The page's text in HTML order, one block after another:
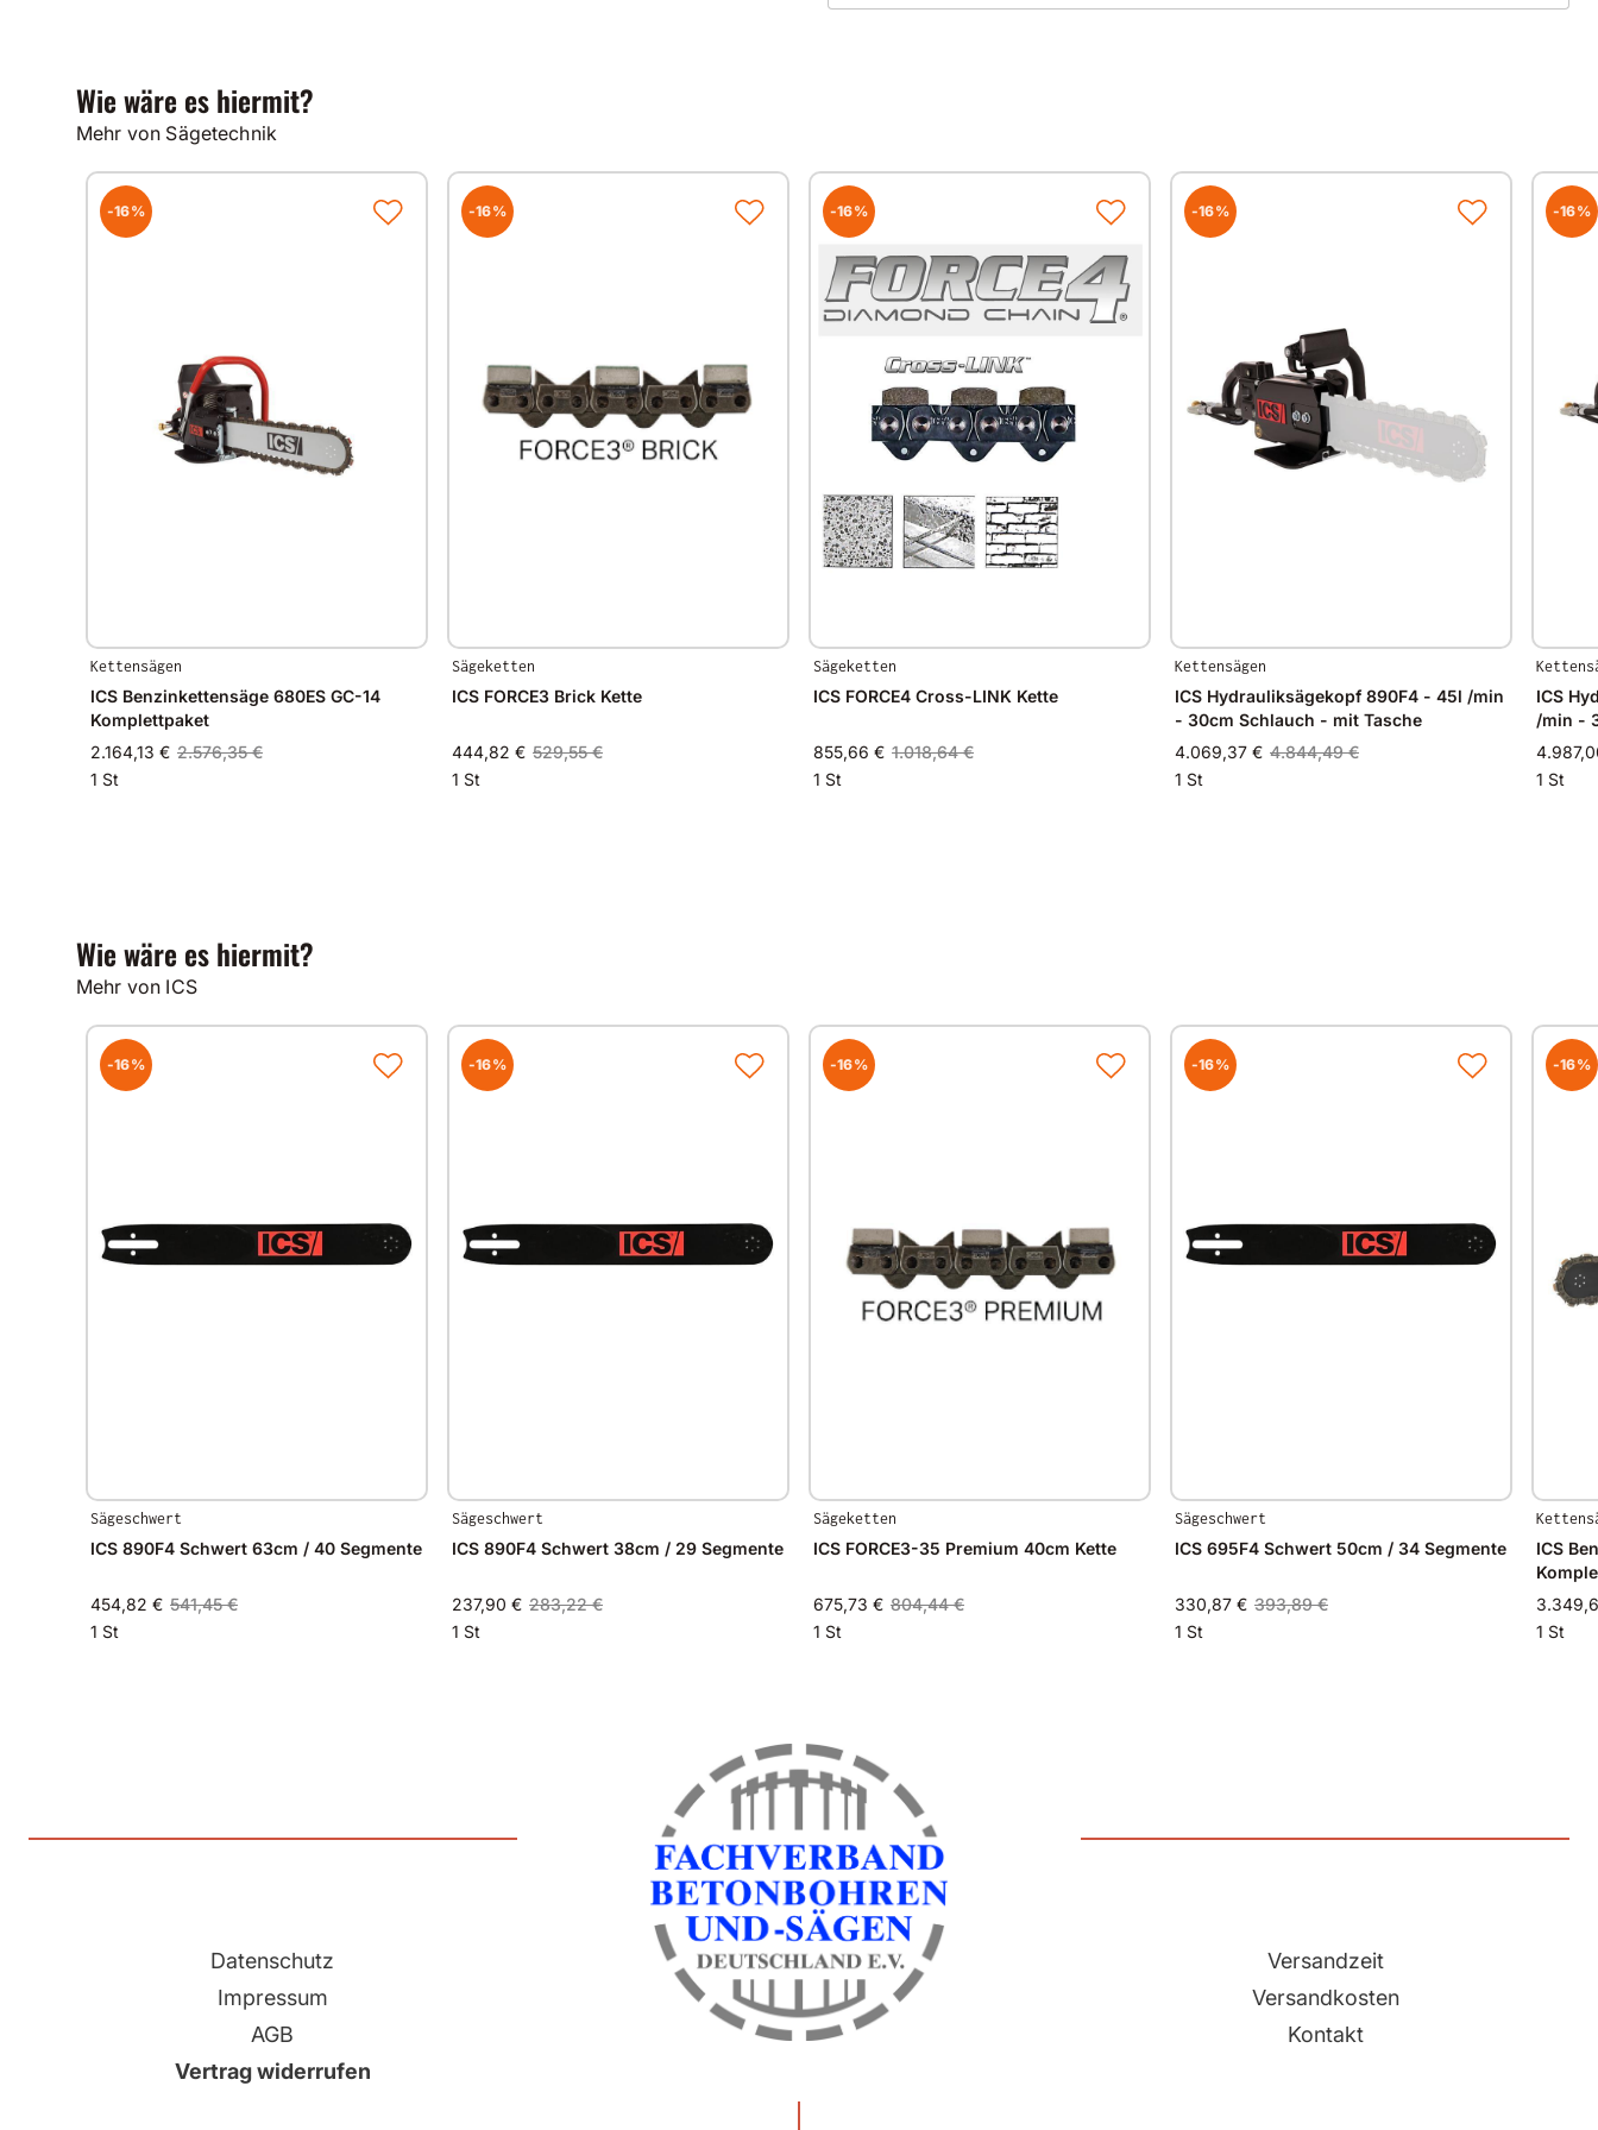
Wie wäre es hiermit?
Mehr von Sägetechnik
-16%
Kettensägen
ICS Benzinkettensäge 680ES GC-14
Komplettpaket
2.164,13 € 2.576,35 €
1 St
-16%
Sägeketten
ICS FORCE3 Brick Kette
444,82 € 529,55 €
1 St
-16%
Sägeketten
ICS FORCE4 Cross-LINK Kette
855,66 € 1.018,64 €
1 St
-16%
Kettensägen
ICS Hydrauliksägekopf 890F4 - 45l /min
- 30cm Schlauch - mit Tasche
4.069,37 € 4.844,49 €
1 St
-16%
ICS
/min -
1 St
Wie wäre es hiermit?
Mehr von ICS
-16%
Sägeschwert
ICS 890F4 Schwert 63cm / 40 Segmente
454,82 € 541,45 €
1 St
-16%
Sägeschwert
ICS 890F4 Schwert 38cm / 29 Segmente
237,90 € 283,22 €
1 St
-16%
Sägeketten
ICS FORCE3-35 Premium 40cm Kette
675,73 € 804,44 €
1 St
-16%
Sägeschwert
ICS 695F4 Schwert 50cm / 34 Segmente
330,87 € 393,89 €
1 St
-16%
ICS
1 St
Datenschutz
Impressum
AGB
Vertrag widerrufen
Versandzeit
Versandkosten
Kontakt